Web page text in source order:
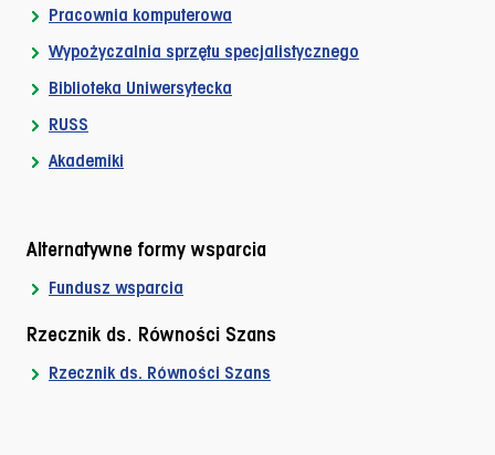
Pracownia komputerowa
Wypożyczalnia sprzętu specjalistycznego
Biblioteka Uniwersytecka
RUSS
Akademiki
Alternatywne formy wsparcia
Fundusz wsparcia
Rzecznik ds. Równości Szans
Rzecznik ds. Równości Szans